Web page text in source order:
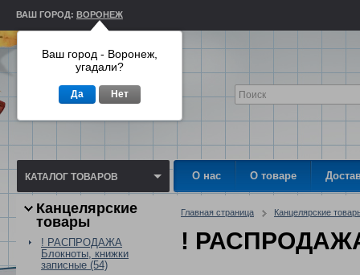
ВАШ ГОРОД: ВОРОНЕЖ
КАТАЛОГ ТОВАРОВ О нас О товаре
Канцелярские
товары
! РАСПРОДАЖА
Блокноты, книжки
записные (54)
Главная страница Канцелярские
!
Ваш город - Воронеж,
угадали?
Да Нет